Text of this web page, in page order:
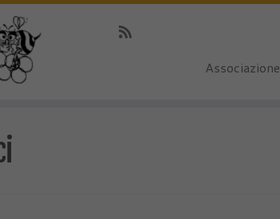
Associazione